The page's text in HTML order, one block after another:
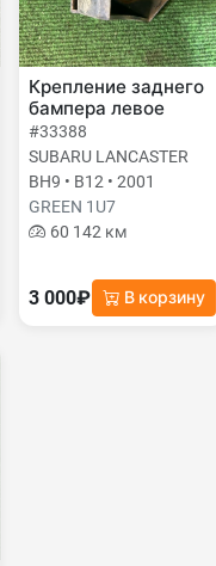
Крепление заднего
бампера левое
#33388
SUBARU LANCASTER
BH9 • B12 • 2001
GREEN 1U7
60 142 км
3 000₽ В корзину